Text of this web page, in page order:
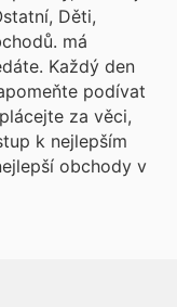
Děti,
má
Každý den
podívat
za věci,
k nejlepším
obchody v